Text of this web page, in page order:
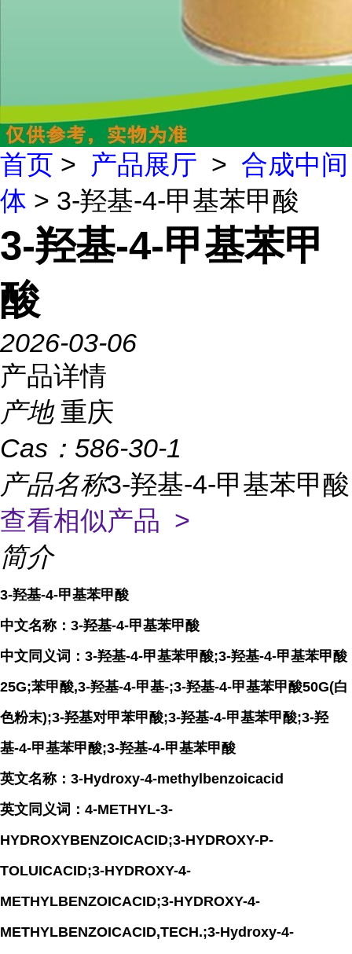
首页 > 产品展厅 > 合成中间
体 > 3-羟基-4-甲基苯甲酸
3-羟基-4-甲基苯甲
酸
2026-03-06
产品详情
产地 重庆
Cas： 586-30-1
产品名称3-羟基-4-甲基苯甲酸
查看相似产品 >
简介
3-羟基-4-甲基苯甲酸
中文名称：3-羟基-4-甲基苯甲酸
中文同义词：3-羟基-4-甲基苯甲酸;3-羟基-4-甲基苯甲酸
25G;苯甲酸,3-羟基-4-甲基-;3-羟基-4-甲基苯甲酸50G(白
色粉末);3-羟基对甲苯甲酸;3-羟基-4-甲基苯甲酸;3-羟
基-4-甲基苯甲酸;3-羟基-4-甲基苯甲酸
英文名称：3-Hydroxy-4-methylbenzoicacid
英文同义词：4-METHYL-3-
HYDROXYBENZOICACID;3-HYDROXY-P-
TOLUICACID;3-HYDROXY-4-
METHYLBENZOICACID;3-HYDROXY-4-
METHYLBENZOICACID,TECH.;3-Hydroxy-4-